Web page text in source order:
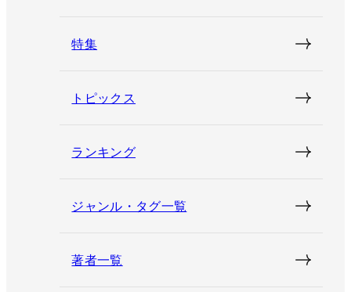
特集
トピックス
ランキング
ジャンル・タグ一覧
著者一覧